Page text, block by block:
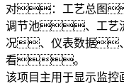
对：工艺总图
调节池、工艺
况、仪表数据
看。
该项目主用于显示监